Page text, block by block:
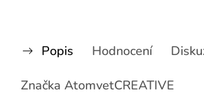
Popis Hodnocení
Značka AtomvetCREATIVE